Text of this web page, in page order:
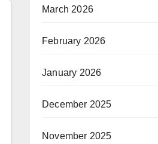
March 2026
February 2026
January 2026
December 2025
November 2025